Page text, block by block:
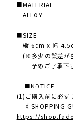
■MATERIAL
ALLOY
■SIZE
縦 6cm x 幅
(※多少の誤差が
予めご了承下
■NOTICE
(1)ご購入前に必ず
《 SHOPPING
https://